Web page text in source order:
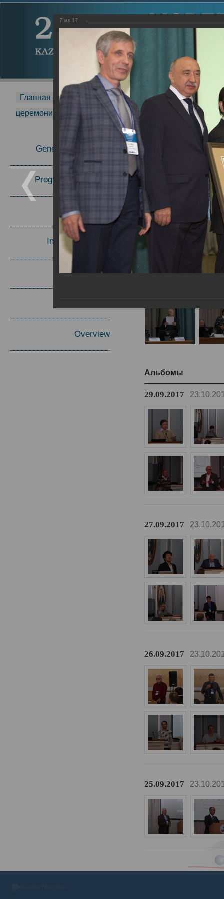
Главная страница MDMR - 2014 -
церемонии вручения премии Zavoisky Award
- 2017 г.
General Information
Program Committee
Invited Speakers
Materials
Overview
Альбомы
29.09.2017
27.09.2017
26.09.2017
25.09.2017
7 из 17